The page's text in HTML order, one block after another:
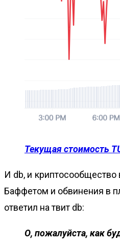
Текущая стоимость
И db, и
Баффетом и обвинения в
ответил на твит db:
О, пожалуйста, как